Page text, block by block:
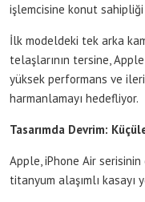
işlemcisine konut sahipliği
İlk modeldeki tek arka
telaşlarının tersine,
yüksek performans ve
harmanlamayı hedefliyor.
Tasarımda Devrim:
Apple, iPhone Air
titanyum alaşımlı kasayı